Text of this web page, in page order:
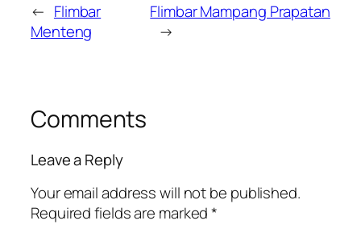
← Flimbar
Menteng
Flimbar Mampang Prapatan
→
Comments
Leave a Reply
Your email address will not be published.
Required fields are marked*